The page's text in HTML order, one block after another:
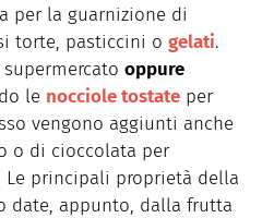
per la guarnizione di
torte, pasticcini o gelati.
oppure
le nocciole tostate per
vengono aggiunti anche
o di cioccolata per
Le principali proprietà della
date, appunto, dalla frutta